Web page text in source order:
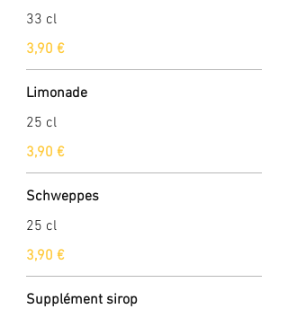
33 cl
3,90 €
Limonade
25 cl
3,90 €
Schweppes
25 cl
3,90 €
Supplément sirop